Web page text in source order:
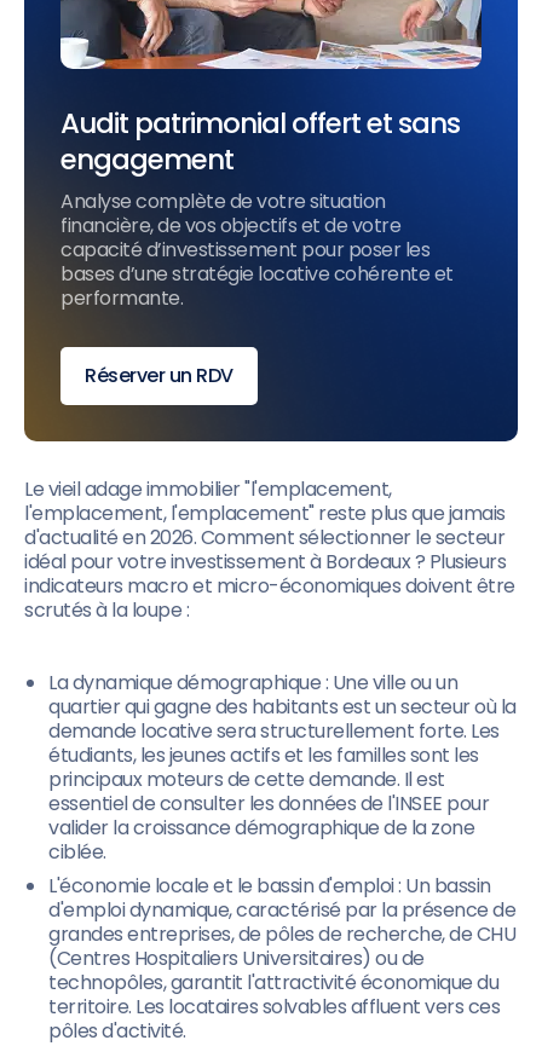
Audit patrimonial offert et sans
engagement
Analyse complète de votre situation
financière, de vos objectifs et de votre
capacité d’investissement pour poser les
bases d’une stratégie locative cohérente et
performante.
Réserver un RDV
Le vieil adage immobilier "l'emplacement,
l'emplacement, l'emplacement" reste plus que jamais
d'actualité en 2026. Comment sélectionner le secteur
idéal pour votre investissement à Bordeaux ? Plusieurs
indicateurs macro et micro-économiques doivent être
scrutés à la loupe :
La dynamique démographique : Une ville ou un
quartier qui gagne des habitants est un secteur où la
demande locative sera structurellement forte. Les
étudiants, les jeunes actifs et les familles sont les
principaux moteurs de cette demande. Il est
essentiel de consulter les données de l'INSEE pour
valider la croissance démographique de la zone
ciblée.
L'économie locale et le bassin d'emploi : Un bassin
d'emploi dynamique, caractérisé par la présence de
grandes entreprises, de pôles de recherche, de CHU
(Centres Hospitaliers Universitaires) ou de
technopôles, garantit l'attractivité économique du
territoire. Les locataires solvables affluent vers ces
pôles d'activité.